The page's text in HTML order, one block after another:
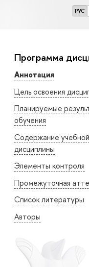
РУС
Программа
Аннотация
Цель освоения
Планируемые
обучения
Содержание учебной
дисциплины
Элементы контроля
Промежуточная
Список литературы
Авторы